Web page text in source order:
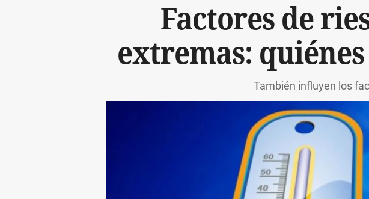
Factores de
extremas:
También influyen los